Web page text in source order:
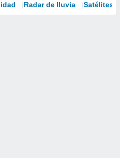
Radar de lluvia Satélites